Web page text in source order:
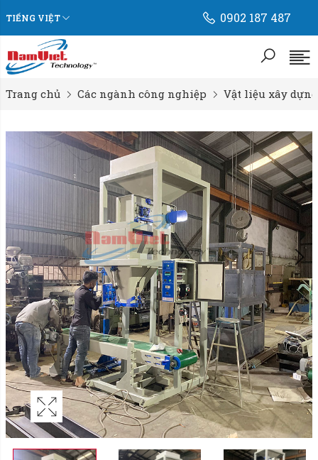
TIẾNG VIỆT 0902 187 487
Trang chủ Các ngành công nghiệp Vật liệu xây dựng